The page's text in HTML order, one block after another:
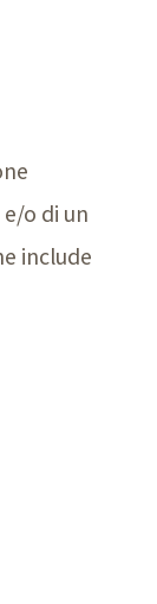
o di un
include